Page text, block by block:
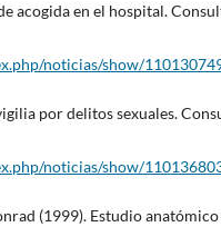
acogida en el hospital.
noticias/show/
por delitos sexuales.
noticias/show/
(1999). Estudio